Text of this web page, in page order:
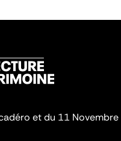
et du 11 Novembre